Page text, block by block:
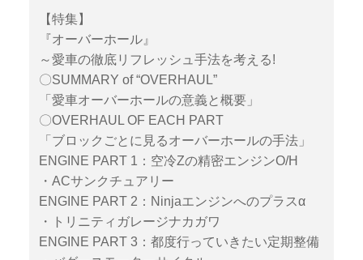
【特集】
『オーバーホール』
～愛車の徹底リフレッシュ手法を考える!
〇SUMMARY of “OVERHAUL”
「愛車オーバーホールの意義と概要」
〇OVERHAUL OF EACH PART
「ブロックごとに見るオーバーホールの手法」
ENGINE PART 1：空冷Zの精密エンジンO/H
・ACサンクチュアリー
ENGINE PART 2：Ninjaエンジンへのプラスα
・トリニティガレージナカガワ
ENGINE PART 3：都度行っていきたい定期整備